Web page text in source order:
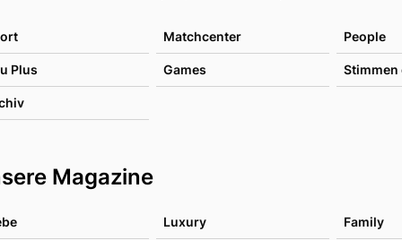
Matchcenter People
Plus Games Stimmen
Magazine
Luxury Family